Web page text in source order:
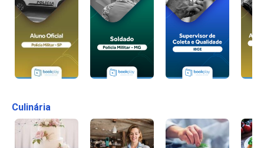
Culinária